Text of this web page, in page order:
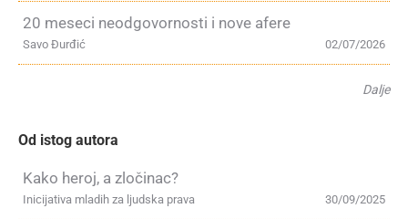
20 meseci neodgovornosti i nove afere
02/07/2026
Savo Đurđić
Dalje
Od istog autora
Kako heroj, a zločinac?
30/09/2025
Inicijativa mladih za ljudska prava